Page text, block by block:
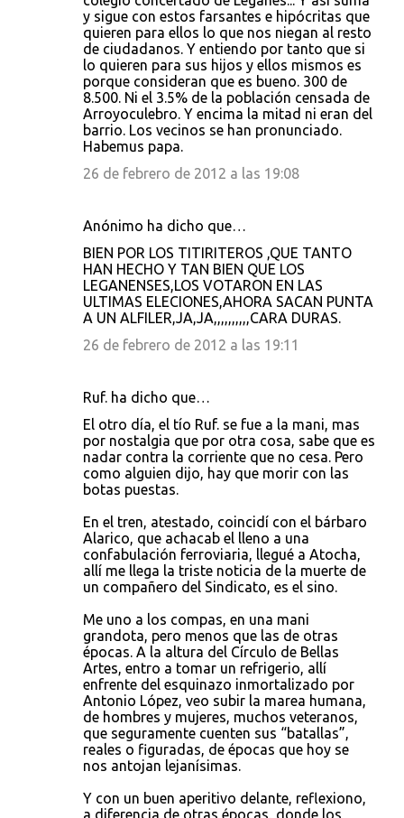
y sigue con estos farsantes e hipócritas que
quieren para ellos lo que nos niegan al resto
de ciudadanos. Y entiendo por tanto que si
lo quieren para sus hijos y ellos mismos es
porque consideran que es bueno. 300 de
8.500. Ni el 3.5% de la población censada de
Arroyoculebro. Y encima la mitad ni eran del
barrio. Los vecinos se han pronunciado.
Habemus papa.
26 de febrero de 2012 a las 19:08
Anónimo ha dicho que…
BIEN POR LOS TITIRITEROS ,QUE TANTO
HAN HECHO Y TAN BIEN QUE LOS
LEGANENSES,LOS VOTARON EN LAS
ULTIMAS ELECIONES,AHORA SACAN PUNTA
A UN ALFILER,JA,JA,,,,,,,,,,CARA DURAS.
26 de febrero de 2012 a las 19:11
Ruf. ha dicho que…
El otro día, el tío Ruf. se fue a la mani, mas
por nostalgia que por otra cosa, sabe que es
nadar contra la corriente que no cesa. Pero
como alguien dijo, hay que morir con las
botas puestas.
En el tren, atestado, coincidí con el bárbaro
Alarico, que achacab el lleno a una
confabulación ferroviaria, llegué a Atocha,
allí me llega la triste noticia de la muerte de
un compañero del Sindicato, es el sino.
Me uno a los compas, en una mani
grandota, pero menos que las de otras
épocas. A la altura del Círculo de Bellas
Artes, entro a tomar un refrigerio, allí
enfrente del esquinazo inmortalizado por
Antonio López, veo subir la marea humana,
de hombres y mujeres, muchos veteranos,
que seguramente cuenten sus “batallas”,
reales o figuradas, de épocas que hoy se
nos antojan lejanísimas.
Y con un buen aperitivo delante, reflexiono,
a diferencia de otras épocas, donde los